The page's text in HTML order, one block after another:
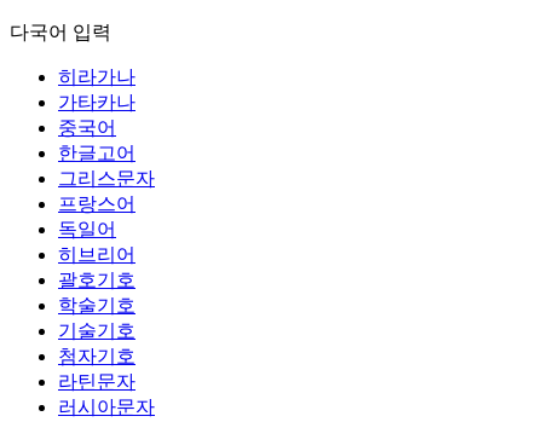
다국어 입력
히라가나
가타카나
중국어
한글고어
그리스문자
프랑스어
독일어
히브리어
괄호기호
학술기호
기술기호
첨자기호
라틴문자
러시아문자